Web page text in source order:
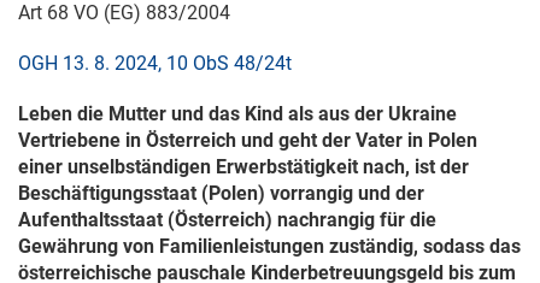
Art 68 VO (EG) 883/2004
OGH 13. 8. 2024, 10 ObS 48/24t
Leben die Mutter und das Kind als aus der Ukraine
Vertriebene in Österreich und geht der Vater in Polen
einer unselbständigen Erwerbstätigkeit nach, ist der
Beschäftigungsstaat (Polen) vorrangig und der
Aufenthaltsstaat (Österreich) nachrangig für die
Gewährung von Familienleistungen zuständig, sodass das
österreichische pauschale Kinderbetreuungsgeld bis zum